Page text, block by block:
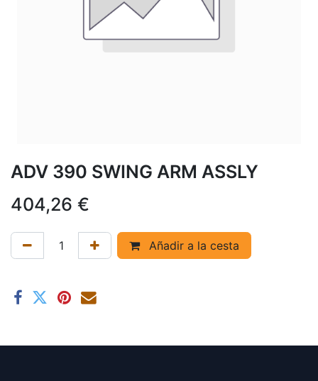
ADV 390 SWING ARM ASSLY
404,26 €
Añadir a la cesta